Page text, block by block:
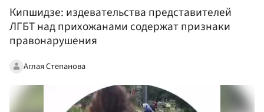
Кипшидзе: издевательства представителей
ЛГБТ над прихожанами содержат признаки
правонарушения
Аглая Степанова